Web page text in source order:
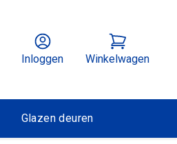
Inloggen Winkelwagen
Glazen deuren